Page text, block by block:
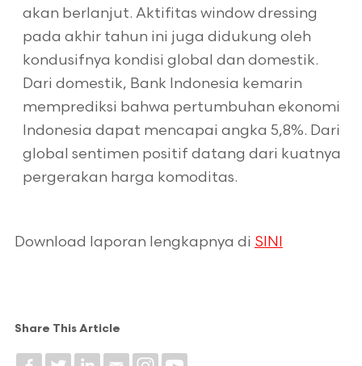
akan berlanjut. Aktifitas window dressing
pada akhir tahun ini juga didukung oleh
kondusifnya kondisi global dan domestik.
Dari domestik, Bank Indonesia kemarin
memprediksi bahwa pertumbuhan ekonomi
Indonesia dapat mencapai angka 5,8%. Dari
global sentimen positif datang dari kuatnya
pergerakan harga komoditas.
Download laporan lengkapnya di SINI
Share This Article